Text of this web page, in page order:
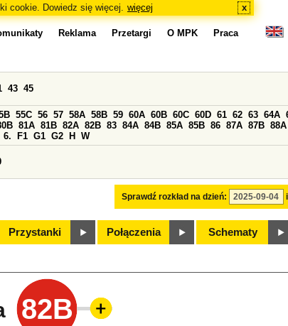
cookie. Dowiedz się więcej. więcej x
Reklama Przetargi O MPK Praca
Sprawdź rozkład na dzień:
43 45
55C 56 57 58A 58B 59 60A 60B 60C 60D 61 62 63 64A
81A 81B 82A 82B 83 84A 84B 85A 85B 86 87A 87B 88A
6. F1 G1 G2 H W
Przystanki Połączenia Schematy
82B